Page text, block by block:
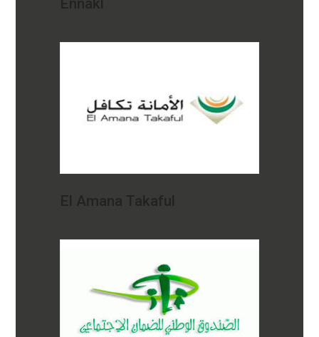
Ennakl
El Amana Takaful